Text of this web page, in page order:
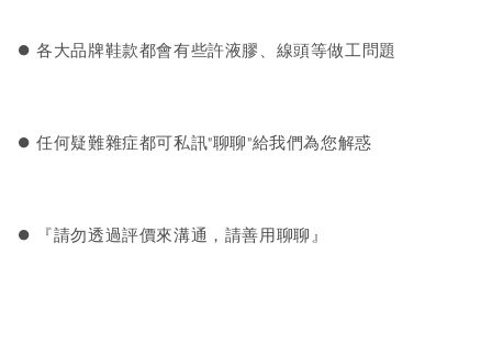
⏺︎ 各大品牌鞋款都會有些許液膠、線頭等做工問題
⏺︎ 任何疑難雜症都可私訊"聊聊"給我們為您解惑
⏺︎ 『請勿透過評價來溝通，請善用聊聊』